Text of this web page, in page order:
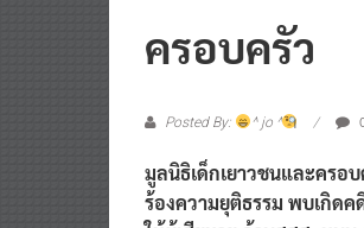
ครอบครัว
มูลนิธิเด็กเยาวชนและคร
ร้องความยุติธรรม พบเกิดค
ให้ผู้เสียหาย ด้านสสส. หนุ